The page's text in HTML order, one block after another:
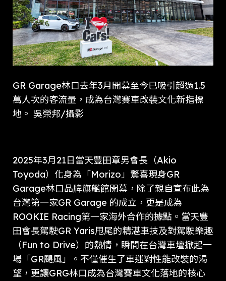
GR Garage林口去年3月開幕至今已吸引超過1.5
萬人次的客流量，成為台灣賽車改裝文化新指標
地。 吳榮邦/攝影
2025年3月21日當天豐田章男會長（Akio
Toyoda）化身為「Morizo」驚喜現身GR
Garage林口品牌旗艦館開幕，除了親自宣布此為
台灣第一家GR Garage 的成立，更是成為
ROOKIE Racing第一家海外合作的據點。當天豐
田會長駕駛GR Yaris甩尾的精湛車技及對駕駛樂趣
（Fun to Drive）的熱情，瞬間在台灣車壇掀起一
場「GR颶風」。不僅催生了車迷對性能改裝的渴
望，更讓GRG林口成為台灣賽車文化落地的核心